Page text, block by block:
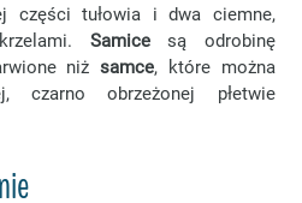
części tułowia i dwa ciemne,
Samicesą odrobinę
niżsamce, które można
czarno obrzeżonej płetwie